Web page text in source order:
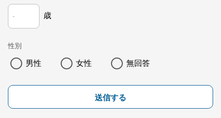
歳
性別
男性 女性 無回答
送信する